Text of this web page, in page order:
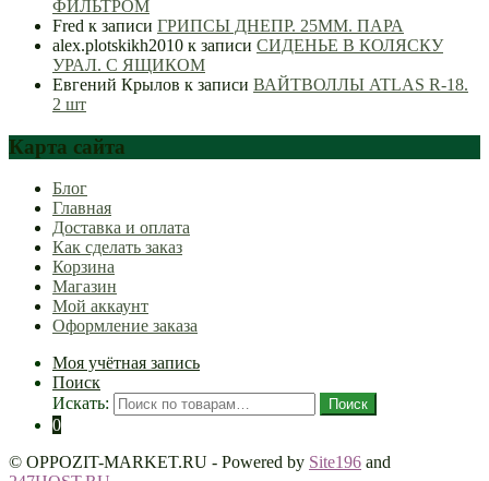
ФИЛЬТРОМ
Fred к записи ГРИПСЫ ДНЕПР. 25ММ. ПАРА
alex.plotskikh2010 к записи СИДЕНЬЕ В КОЛЯСКУ
УРАЛ. С ЯЩИКОМ
Евгений Крылов к записи ВАЙТВОЛЛЫ ATLAS R-18.
2 шт
Карта сайта
Блог
Главная
Доставка и оплата
Как сделать заказ
Корзина
Магазин
Мой аккаунт
Оформление заказа
Моя учётная запись
Поиск
Искать:
Поиск
0
© OPPOZIT-MARKET.RU - Powered by Site196 and